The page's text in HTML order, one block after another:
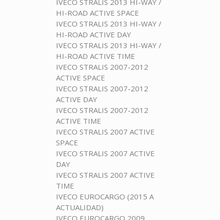
IVECO STRALIS 2013 HI-WAY /
HI-ROAD ACTIVE SPACE
IVECO STRALIS 2013 HI-WAY /
HI-ROAD ACTIVE DAY
IVECO STRALIS 2013 HI-WAY /
HI-ROAD ACTIVE TIME
IVECO STRALIS 2007-2012
ACTIVE SPACE
IVECO STRALIS 2007-2012
ACTIVE DAY
IVECO STRALIS 2007-2012
ACTIVE TIME
IVECO STRALIS 2007 ACTIVE
SPACE
IVECO STRALIS 2007 ACTIVE
DAY
IVECO STRALIS 2007 ACTIVE
TIME
IVECO EUROCARGO (2015 A
ACTUALIDAD)